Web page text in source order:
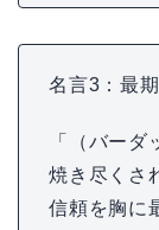
名言3：最
「（バー
焼き尽くさ
信頼を胸に